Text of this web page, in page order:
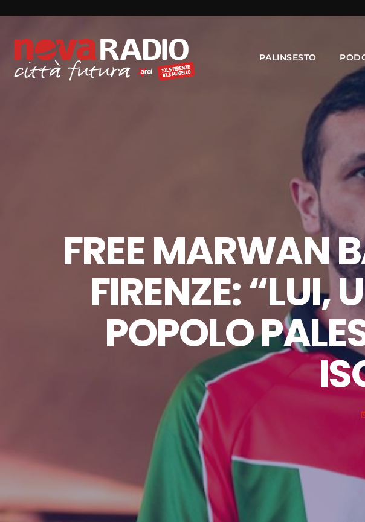
PALINSESTO
FREE MARWAN
FIRENZE: “LUI,
POPOLO